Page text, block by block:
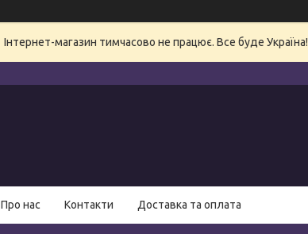
Інтернет-магазин тимчасово не працює. Все буде Україна!
Про нас Контакти Доставка та оплата